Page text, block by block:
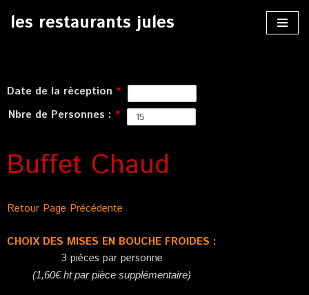
les restaurants jules
Date de la réception *
Nbre de Personnes : *
Buffet Chaud
Retour Page Précédente
CHOIX DES MISES EN BOUCHE FROIDES :
3 pièces par personne
(1,60€ ht par pièce supplémentaire)